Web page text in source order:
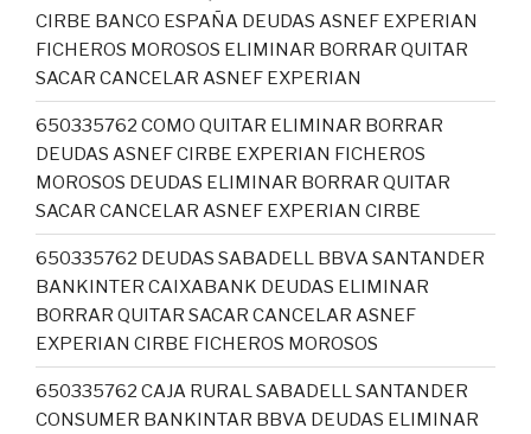
CIRBE BANCO ESPAÑA DEUDAS ASNEF EXPERIAN
FICHEROS MOROSOS ELIMINAR BORRAR QUITAR
SACAR CANCELAR ASNEF EXPERIAN
650335762 COMO QUITAR ELIMINAR BORRAR
DEUDAS ASNEF CIRBE EXPERIAN FICHEROS
MOROSOS DEUDAS ELIMINAR BORRAR QUITAR
SACAR CANCELAR ASNEF EXPERIAN CIRBE
650335762 DEUDAS SABADELL BBVA SANTANDER
BANKINTER CAIXABANK DEUDAS ELIMINAR
BORRAR QUITAR SACAR CANCELAR ASNEF
EXPERIAN CIRBE FICHEROS MOROSOS
650335762 CAJA RURAL SABADELL SANTANDER
CONSUMER BANKINTAR BBVA DEUDAS ELIMINAR